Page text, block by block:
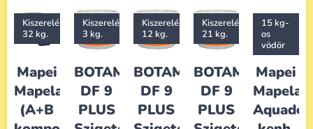
Mapei
Mapelastic
(A+B
Kiszerelés:
32 kg.
BOTAMENT
DF 9
PLUS
Kiszerelés:
3 kg.
BOTAMENT
DF 9
PLUS
Kiszerelés:
12 kg.
BOTAMENT
DF 9
PLUS
Kiszerelés:
21 kg.
Mapei
15 kg-
os
vödör